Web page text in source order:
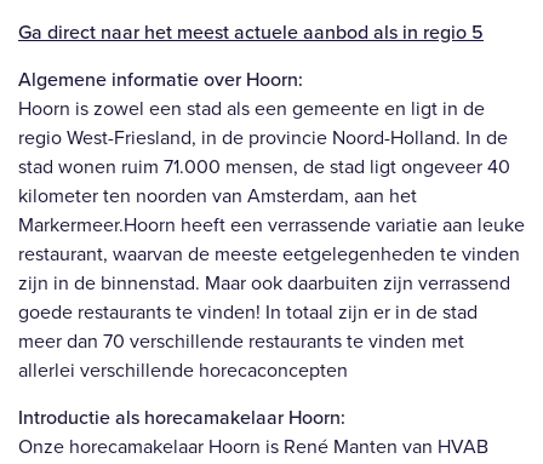
Ga direct naar het meest actuele aanbod als in regio 5
Algemene informatie over Hoorn:
Hoorn is zowel een stad als een gemeente en ligt in de
regio West-Friesland, in de provincie Noord-Holland. In de
stad wonen ruim 71.000 mensen, de stad ligt ongeveer 40
kilometer ten noorden van Amsterdam, aan het
Markermeer.Hoorn heeft een verrassende variatie aan leuke
restaurant, waarvan de meeste eetgelegenheden te vinden
zijn in de binnenstad. Maar ook daarbuiten zijn verrassend
goede restaurants te vinden! In totaal zijn er in de stad
meer dan 70 verschillende restaurants te vinden met
allerlei verschillende horecaconcepten
Introductie als horecamakelaar Hoorn:
Onze horecamakelaar Hoorn is René Manten van HVAB